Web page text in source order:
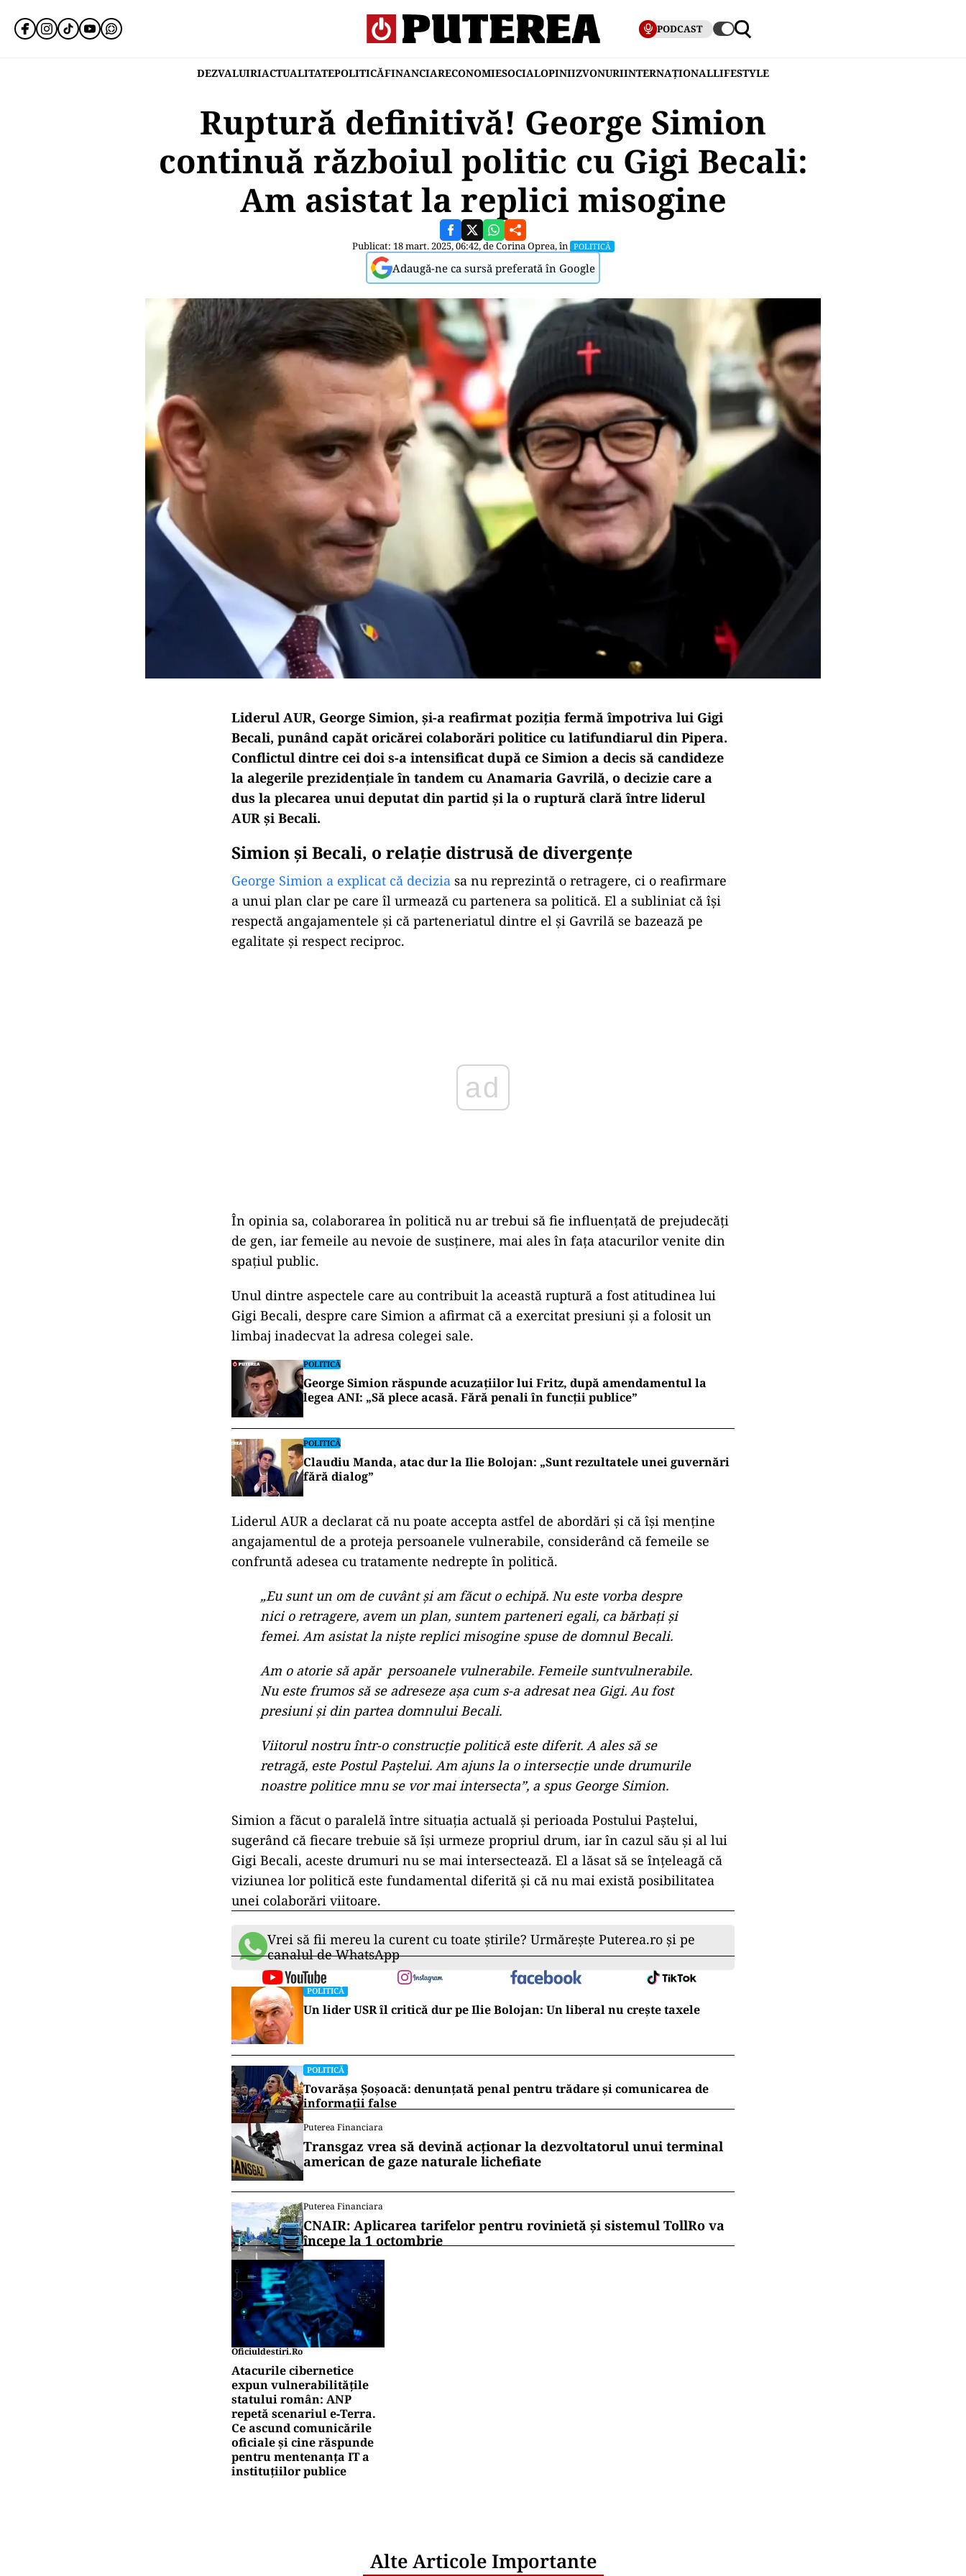
PODCAST
DEZVALUIRIACTUALITATEPOLITICĂFINANCIARECONOMIESOCIALOPINIIZVONURIINTERNAȚIONALLIFESTYLE
Ruptură definitivă! George Simion
continuă războiul politic cu Gigi Becali:
Am asistat la replici misogine
Publicat: 18 mart. 2025, 06:42, deCorina Oprea, în POLITICĂ
Adaugă-ne ca sursă preferată în Google
Liderul AUR, George Simion, și-a reafirmat poziția fermă împotriva lui Gigi
Becali, punând capăt oricărei colaborări politice cu latifundiarul din Pipera.
Conflictul dintre cei doi s-a intensificat după ce Simion a decis să candideze
la alegerile prezidențiale în tandem cu Anamaria Gavrilă, o decizie care a
dus la plecarea unui deputat din partid și la o ruptură clară între liderul
AUR și Becali.
Simion și Becali, o relație distrusă de divergențe
George Simion a explicat că decizia sa nu reprezintă o retragere, ci o reafirmare
a unui plan clar pe care îl urmează cu partenera sa politică. El a subliniat că își
respectă angajamentele și că parteneriatul dintre el și Gavrilă se bazează pe
egalitate și respect reciproc.
ad
În opinia sa, colaborarea în politică nu ar trebui să fie influențată de prejudecăți
de gen, iar femeile au nevoie de susținere, mai ales în fața atacurilor venite din
spațiul public.
Unul dintre aspectele care au contribuit la această ruptură a fost atitudinea lui
Gigi Becali, despre care Simion a afirmat că a exercitat presiuni și a folosit un
limbaj inadecvat la adresa colegei sale.
POLITICĂ
George Simion răspunde acuzațiilor lui Fritz, după amendamentul la
legea ANI: „Să plece acasă. Fără penali în funcții publice”
POLITICĂ
Claudiu Manda, atac dur la Ilie Bolojan: „Sunt rezultatele unei guvernări
fără dialog”
Liderul AUR a declarat că nu poate accepta astfel de abordări și că își menține
angajamentul de a proteja persoanele vulnerabile, considerând că femeile se
confruntă adesea cu tratamente nedrepte în politică.
„Eu sunt un om de cuvânt și am făcut o echipă. Nu este vorba despre
nici o retragere, avem un plan, suntem parteneri egali, ca bărbați și
femei. Am asistat la niște replici misogine spuse de domnul Becali.
Am o atorie să apăr persoanele vulnerabile. Femeile suntvulnerabile.
Nu este frumos să se adreseze așa cum s-a adresat nea Gigi. Au fost
presiuni și din partea domnului Becali.
Viitorul nostru într-o construcție politică este diferit. A ales să se
retragă, este Postul Paștelui. Am ajuns la o intersecție unde drumurile
noastre politice mnu se vor mai intersecta”, a spus George Simion.
Simion a făcut o paralelă între situația actuală și perioada Postului Paștelui,
sugerând că fiecare trebuie să își urmeze propriul drum, iar în cazul său și al lui
Gigi Becali, aceste drumuri nu se mai intersectează. El a lăsat să se înțeleagă că
viziunea lor politică este fundamental diferită și că nu mai există posibilitatea
unei colaborări viitoare.
Vrei să fii mereu la curent cu toate știrile? Urmărește Puterea.ro și pe
canalul de WhatsApp
POLITICĂ
Un lider USR îl critică dur pe Ilie Bolojan: Un liberal nu crește taxele
POLITICĂ
Tovarășa Șoșoacă: denunțată penal pentru trădare și comunicarea de
informații false
Puterea Financiara
Transgaz vrea să devină acționar la dezvoltatorul unui terminal
american de gaze naturale lichefiate
Puterea Financiara
CNAIR: Aplicarea tarifelor pentru rovinietă și sistemul TollRo va
începe la 1 octombrie
Oficiuldestiri.ro
Atacurile cibernetice
expun vulnerabilitățile
statului român: ANP
repetă scenariul e‑Terra.
Ce ascund comunicările
oficiale și cine răspunde
pentru mentenanța IT a
instituțiilor publice
Alte Articole Importante